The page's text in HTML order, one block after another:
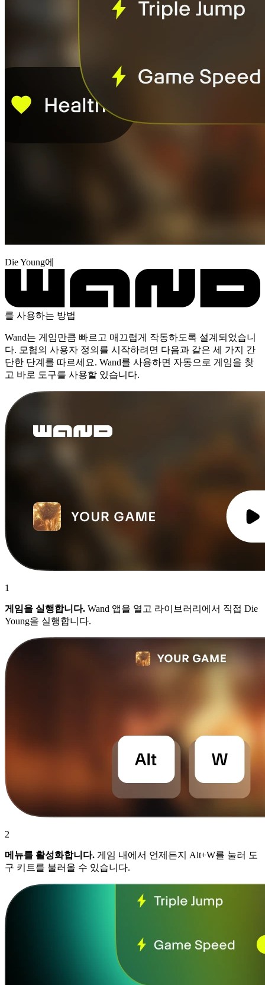
Die Young에
를 사용하는 방법
Wand는 게임만큼 빠르고 매끄럽게 작동하도록 설계되었습니
다. 모험의 사용자 정의를 시작하려면 다음과 같은 세 가지 간
단한 단계를 따르세요. Wand를 사용하면 자동으로 게임을 찾
고 바로 도구를 사용할 있습니다.
1
게임을 실행합니다. Wand 앱을 열고 라이브러리에서 직접 Die
Young을 실행합니다.
2
메뉴를 활성화합니다. 게임 내에서 언제든지 Alt+W를 눌러 도
구 키트를 불러올 수 있습니다.